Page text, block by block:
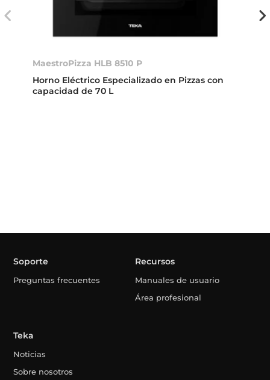
MaestroPizza HLB 8510 P
Horno Eléctrico Especializado en Pizzas con
capacidad de 70 L
Soporte
Preguntas frecuentes
Recursos
Manuales de usuario
Área profesional
Teka
Noticias
Sobre nosotros